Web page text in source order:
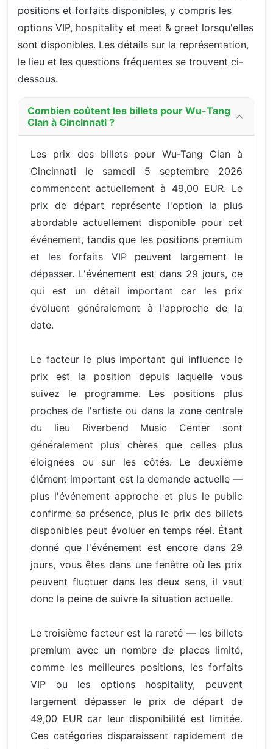
positions et forfaits disponibles, y compris les
options VIP, hospitality et meet & greet lorsqu'elles
sont disponibles. Les détails sur la représentation,
le lieu et les questions fréquentes se trouvent ci-
dessous.
Combien coûtent les billets pour Wu-Tang
Clan à Cincinnati ?
Les prix des billets pour Wu-Tang Clan à
Cincinnati le samedi 5 septembre 2026
commencent actuellement à 49,00 EUR. Le
prix de départ représente l'option la plus
abordable actuellement disponible pour cet
événement, tandis que les positions premium
et les forfaits VIP peuvent largement le
dépasser. L'événement est dans 29 jours, ce
qui est un détail important car les prix
évoluent généralement à l'approche de la
date.
Le facteur le plus important qui influence le
prix est la position depuis laquelle vous
suivez le programme. Les positions plus
proches de l'artiste ou dans la zone centrale
du lieu Riverbend Music Center sont
généralement plus chères que celles plus
éloignées ou sur les côtés. Le deuxième
élément important est la demande actuelle —
plus l'événement approche et plus le public
confirme sa présence, plus le prix des billets
disponibles peut évoluer en temps réel. Étant
donné que l'événement est encore dans 29
jours, vous êtes dans une fenêtre où les prix
peuvent fluctuer dans les deux sens, il vaut
donc la peine de suivre la situation actuelle.
Le troisième facteur est la rareté — les billets
premium avec un nombre de places limité,
comme les meilleures positions, les forfaits
VIP ou les options hospitality, peuvent
largement dépasser le prix de départ de
49,00 EUR car leur disponibilité est limitée.
Ces catégories disparaissent rapidement de